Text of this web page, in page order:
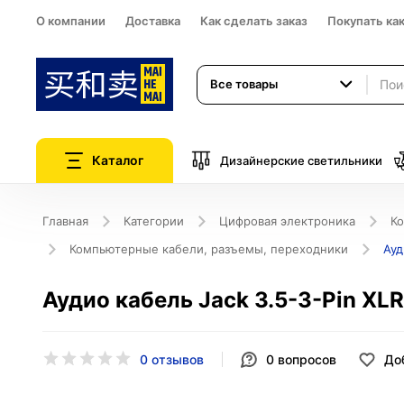
О компании Доставка Как сделать заказ Покупать
Все товары
Каталог Дизайнерские светильники
Главная Категории Цифровая электроника
Компьютерные кабели, разъемы, переходники
Аудио кабель Jack 3.5-3-Pin
0 отзывов 0 вопросов